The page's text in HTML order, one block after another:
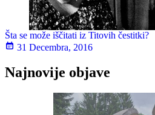
Šta se može iščitati iz Titovih čestitki?
31 Decembra, 2016
Najnovije objave